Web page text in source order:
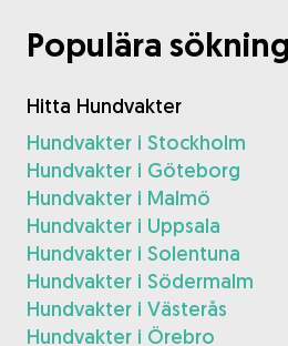
Populära
Hitta Hundvakter
Hundvakter i Stockholm
Hundvakter i Göteborg
Hundvakter i Malmö
Hundvakter i Uppsala
Hundvakter i Solentuna
Hundvakter i Södermalm
Hundvakter i Västerås
Hundvakter i Örebro